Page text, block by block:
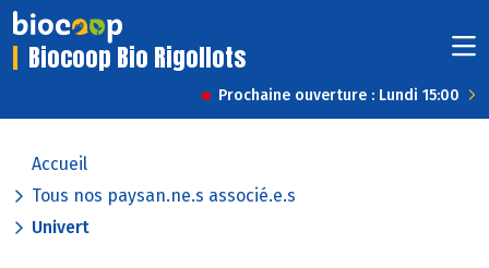
Biocoop Bio Rigollots
Prochaine ouverture : Lundi 15:00
Accueil
Tous nos paysan.ne.s associé.e.s
Univert